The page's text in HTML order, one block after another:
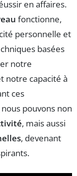
en affaires.
fonctionne,
personnelle et
basées
notre
notre capacité à
ces
pouvons non
, mais aussi
, devenant